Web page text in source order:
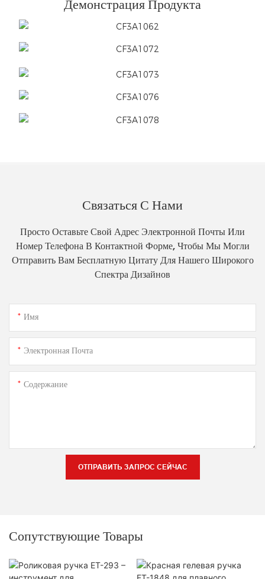
Демонстрация Продукта
Связаться С Нами
Просто Оставьте Свой Адрес Электронной Почты Или
Номер Телефона В Контактной Форме, Чтобы Мы Могли
Отправить Вам Бесплатную Цитату Для Нашего Широкого
Спектра Дизайнов
Имя
Электронная Почта
Содержание
ОТПРАВИТЬ ЗАПРОС СЕЙЧАС
Сопутствующие Товары